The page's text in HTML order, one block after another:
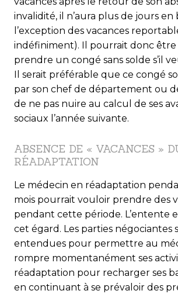
invalidité, il n’aura plus de jours en
l’exception des vacances
indéfiniment). Il pourrait donc être
prendre un congé sans solde s’il
Il serait préférable que ce congé
par son chef de département ou
de ne pas nuire au calcul de ses
sociaux l’année suivante.
ABSENCE DE « VACANCES »
RÉADAPTATION
Le médecin en réadaptation
mois pour­rait vouloir prendre des
pendant cette période. L’entente
cet égard. Les parties négociantes
entendues pour permettre au
rompre momentanément ses
réadaptation pour recharger ses
en continuant à se prévaloir des